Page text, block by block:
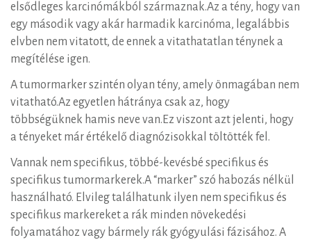
elsődleges karcinómákból származnak.Az a tény, hogy van
egy második vagy akár harmadik karcinóma, legalábbis
elvben nem vitatott, de ennek a vitathatatlan ténynek a
megítélése igen.
A tumormarker szintén olyan tény, amely önmagában nem
vitatható.Az egyetlen hátránya csak az, hogy
többségüknek hamis neve van.Ez viszont azt jelenti, hogy
a tényeket már értékelő diagnózisokkal töltötték fel.
Vannak nem specifikus, többé-kevésbé specifikus és
specifikus tumormarkerek.A “marker” szó habozás nélkül
használható. Elvileg találhatunk ilyen nem specifikus és
specifikus markereket a rák minden növekedési
folyamatához vagy bármely rák gyógyulási fázisához. A